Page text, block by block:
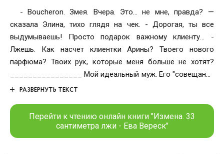
- Boucheron. Змея. Вчера. Это... не мне, правда? —
сказала Элина, тихо глядя на чек. - Дорогая, ты все
выдумываешь! Просто подарок важному клиенту... -
Лжешь. Как насчет клиентки Арины? Твоего нового
парфюма? Твоих рук, которые меня больше не хотят?
________________ Мой идеальный муж. Его "совещания
допоздна". Ее новый парфюм на его воротнике. Чек на
умер. А я — только что родилась заново.
РАЗВЕРНУТЬ ТЕКСТ
Перейти к чтению онлайн книги "Измена. 33
сантиметра лжи - Ева Вереск"